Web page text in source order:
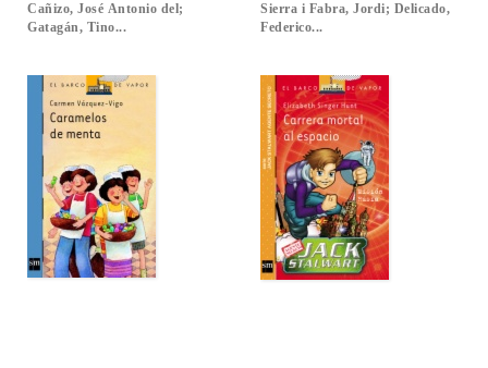
Cañizo, José Antonio del;
Gatagán, Tino...
Sierra i Fabra, Jordi; Delicado,
Federico...